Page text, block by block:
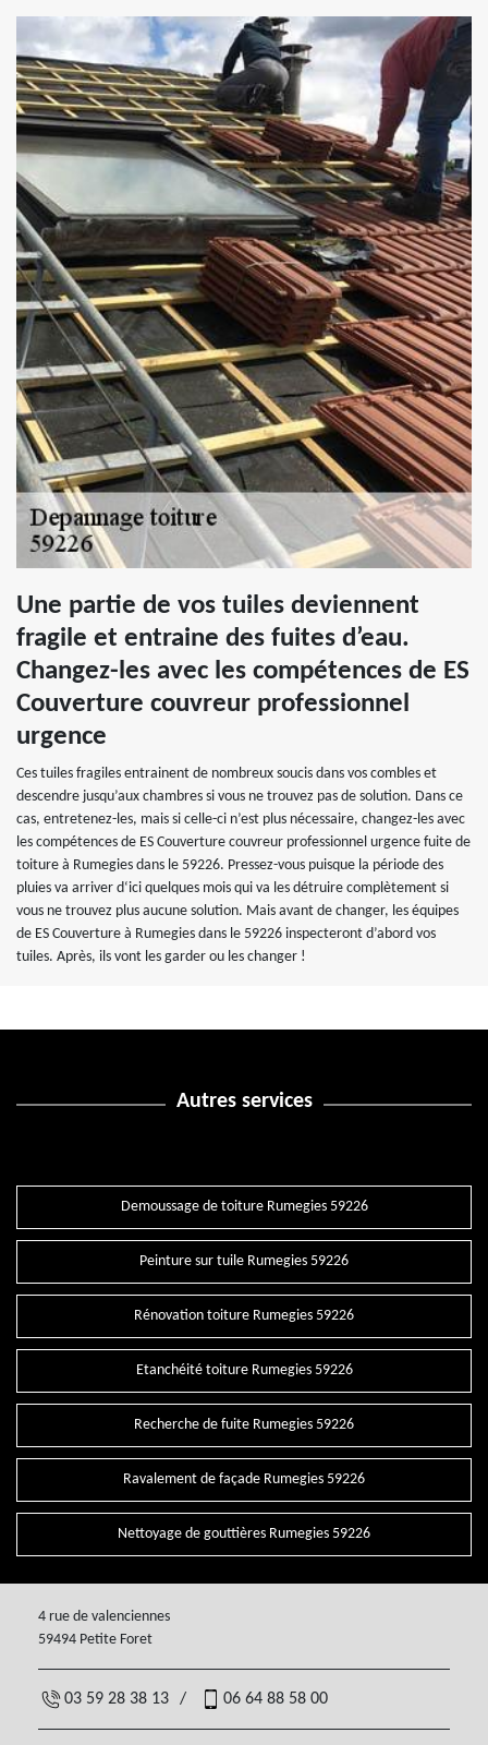
Une partie de vos tuiles deviennent
fragile et entraine des fuites d’eau.
Changez-les avec les compétences de ES
Couverture couvreur professionnel
urgence
Ces tuiles fragiles entrainent de nombreux soucis dans vos combles et
descendre jusqu’aux chambres si vous ne trouvez pas de solution. Dans ce
cas, entretenez-les, mais si celle-ci n’est plus nécessaire, changez-les avec
les compétences de ES Couverture couvreur professionnel urgence fuite de
toiture à Rumegies dans le 59226. Pressez-vous puisque la période des
pluies va arriver d‘ici quelques mois qui va les détruire complètement si
vous ne trouvez plus aucune solution. Mais avant de changer, les équipes
de ES Couverture à Rumegies dans le 59226 inspecteront d’abord vos
tuiles. Après, ils vont les garder ou les changer !
Autres services
Demoussage de toiture Rumegies 59226
Peinture sur tuile Rumegies 59226
Rénovation toiture Rumegies 59226
Etanchéité toiture Rumegies 59226
Recherche de fuite Rumegies 59226
Ravalement de façade Rumegies 59226
Nettoyage de gouttières Rumegies 59226
4 rue de valenciennes
59494 Petite Foret
03 59 28 38 13 / 06 64 88 58 00